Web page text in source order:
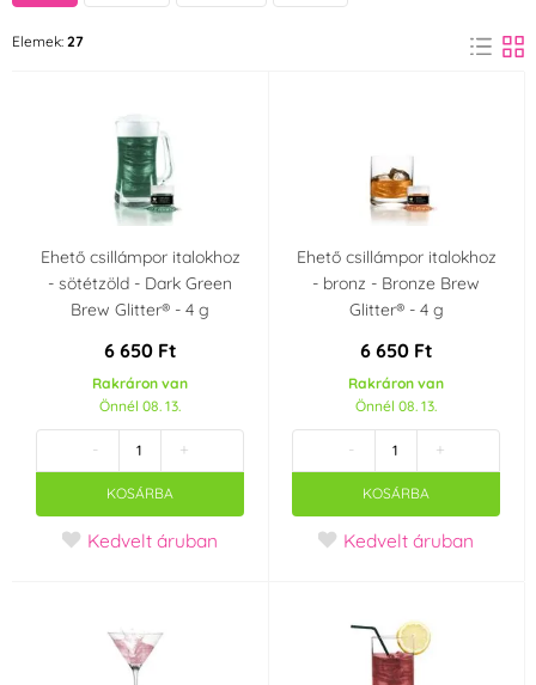
Lila (1) Barna (1)
Narancssárga Átlátszó (3)
Szürke (1) Zöld (3)
Arany (4) Sárga (2)
Gyártó kijelentetés
festékeket ( AZO
(1)
Elemek: 27
Ehető csillámpor italokhoz
- sötétzöld - Dark Green
Brew Glitter® - 4 g
6 650 Ft
Rakráron van
Önnél 08. 13.
- +
KOSÁRBA
Kedvelt áruban
Ehető csillámpor italokhoz
- bronz - Bronze Brew
Glitter® - 4 g
6 650 Ft
Rakráron van
Önnél 08. 13.
- +
KOSÁRBA
Kedvelt áruban